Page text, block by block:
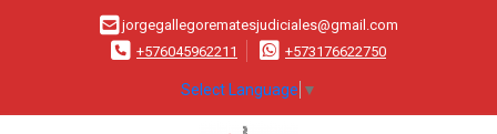
jorgegallegorematesjudiciales@gmail.com
+576045962211
+573176622750
Select Language ▼